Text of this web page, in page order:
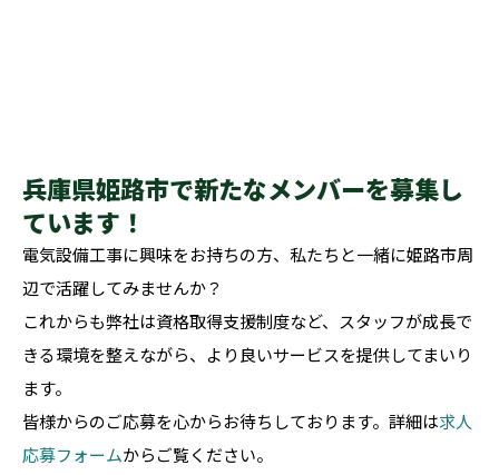
兵庫県姫路市で新たなメンバーを募集し
ています！
電気設備工事に興味をお持ちの方、私たちと一緒に姫路市周
辺で活躍してみませんか？
これからも弊社は資格取得支援制度など、スタッフが成長で
きる環境を整えながら、より良いサービスを提供してまいり
ます。
皆様からのご応募を心からお待ちしております。詳細は求人
応募フォームからご覧ください。